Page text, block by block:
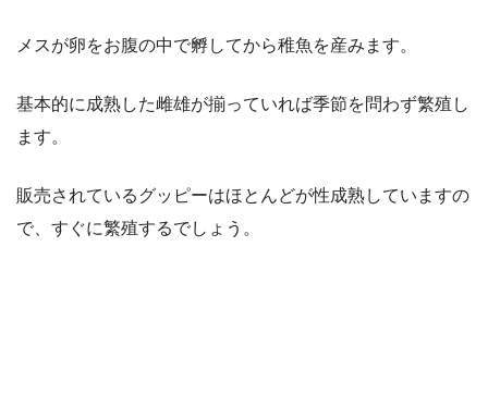
メスが卵をお腹の中で孵してから稚魚を産みます。
基本的に成熟した雌雄が揃っていれば季節を問わず繁殖し
ます。
販売されているグッピーはほとんどが性成熟していますの
で、すぐに繁殖するでしょう。